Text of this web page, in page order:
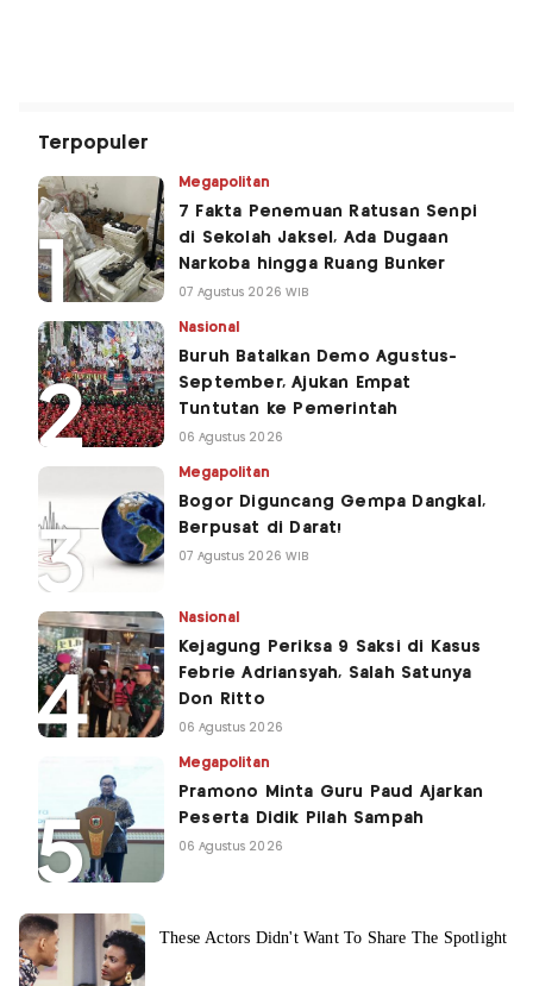
Terpopuler
Megapolitan
7 Fakta Penemuan Ratusan Senpi
di Sekolah Jaksel, Ada Dugaan
Narkoba hingga Ruang Bunker
07 Agustus 2026 WIB
Nasional
Buruh Batalkan Demo Agustus-
September, Ajukan Empat
Tuntutan ke Pemerintah
06 Agustus 2026
Megapolitan
Bogor Diguncang Gempa Dangkal,
Berpusat di Darat!
07 Agustus 2026 WIB
Nasional
Kejagung Periksa 9 Saksi di Kasus
Febrie Adriansyah, Salah Satunya
Don Ritto
06 Agustus 2026
Megapolitan
Pramono Minta Guru Paud Ajarkan
Peserta Didik Pilah Sampah
06 Agustus 2026